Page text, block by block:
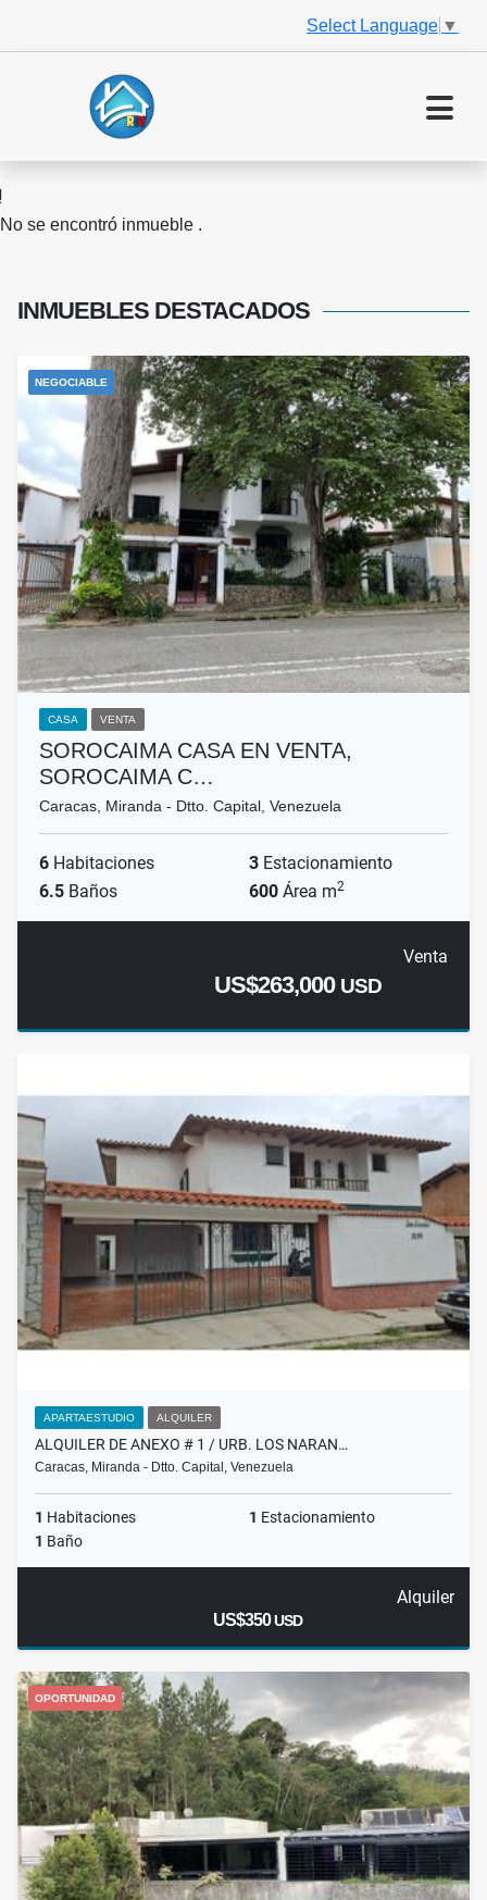
Select Language ▼
No se encontró inmueble .
INMUEBLES DESTACADOS
NEGOCIABLE
CASA VENTA
SOROCAIMA CASA EN VENTA,
SOROCAIMA C…
Caracas, Miranda - Dtto. Capital, Venezuela
6 Habitaciones 3 Estacionamiento
6.5 Baños 600 Área m2
Venta
US$263,000 USD
APARTAESTUDIO ALQUILER
ALQUILER DE ANEXO # 1 / URB. LOS NARAN…
Caracas, Miranda - Dtto. Capital, Venezuela
1 Habitaciones 1 Estacionamiento
1 Baño
Alquiler
US$350USD
OPORTUNIDAD